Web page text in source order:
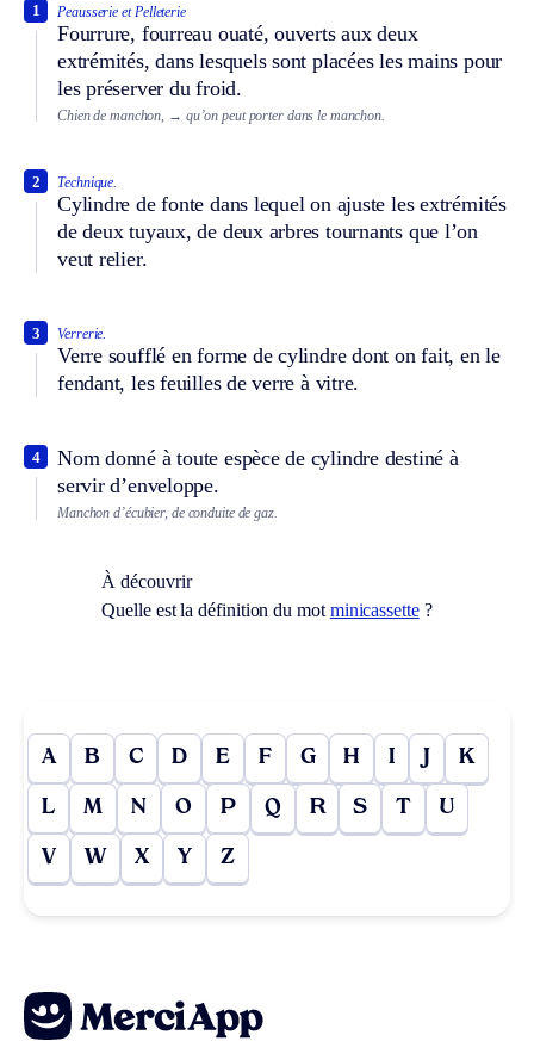
Peausserie et Pelleterie
Fourrure, fourreau ouaté, ouverts aux deux
extrémités, dans lesquels sont placées les mains pour
les préserver du froid.
1
Chien de manchon, → qu’on peut porter dans le manchon.
Technique.
Cylindre de fonte dans lequel on ajuste les extrémités
de deux tuyaux, de deux arbres tournants que l’on
veut relier.
2
Verrerie.
Verre soufflé en forme de cylindre dont on fait, en le
fendant, les feuilles de verre à vitre.
3
Nom donné à toute espèce de cylindre destiné à
servir d’enveloppe.
4
Manchon d’écubier, de conduite de gaz.
À découvrir
Quelle est la définition du mot minicassette?
A B C D E F G H I J K
L M N O P Q R S T U
V W X Y Z